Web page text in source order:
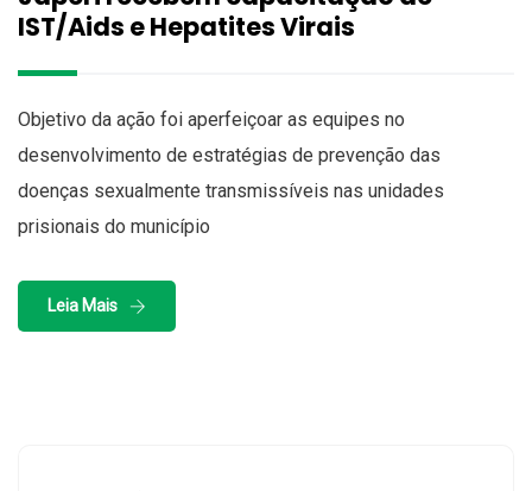
IST/Aids e Hepatites Virais
Objetivo da ação foi aperfeiçoar as equipes no
desenvolvimento de estratégias de prevenção das
doenças sexualmente transmissíveis nas unidades
prisionais do município
Leia Mais